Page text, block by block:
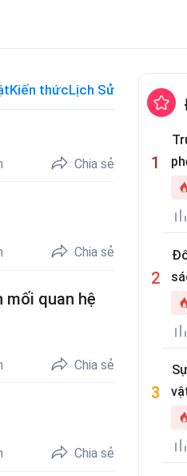
Kiến thứcLịch Sử Thế Giới
Chia sẻ
Chia sẻ
mối quan hệ
Chia sẻ
Chia sẻ